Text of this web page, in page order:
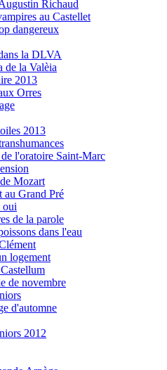
Richaud
au Castellet
dangereux
la DLVA
de la Valèia
2013
Orres
2013
l'oratoire Saint-Marc
Mozart
au Grand Pré
oui
de la parole
dans l'eau
logement
de novembre
d'automne
2012